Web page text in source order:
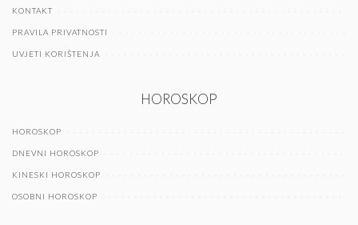
KONTAKT
PRAVILA PRIVATNOSTI
UVJETI KORIŠTENJA
HOROSKOP
HOROSKOP
DNEVNI HOROSKOP
KINESKI HOROSKOP
OSOBNI HOROSKOP